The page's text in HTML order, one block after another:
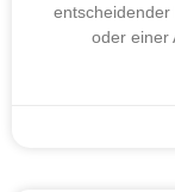
oder einer